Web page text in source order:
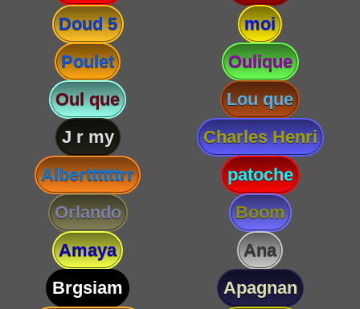
Doud 5
moi
Poulet
Oulique
Oul que
Lou que
J r my
Charles Henri
Alberttttttrr
patoche
Orlando
Boom
Amaya
Ana
Brgsiam
Apagnan